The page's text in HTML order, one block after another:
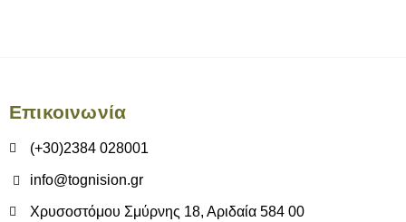
Επικοινωνία
(+30)2384 028001
info@tognision.gr
Χρυσοστόμου Σμύρνης 18, Αριδαία 584 00